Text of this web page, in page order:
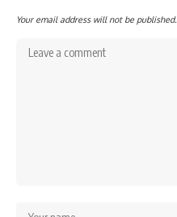
Your email address will not be published.